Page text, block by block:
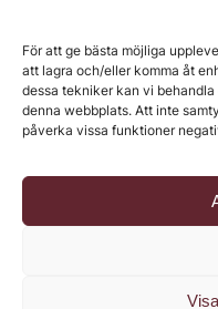
För att ge bästa möjliga
att lagra och/eller komma åt
dessa tekniker kan vi
denna webbplats. Att inte
påverka vissa funktioner